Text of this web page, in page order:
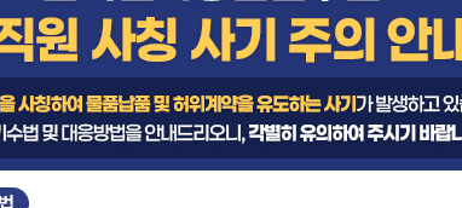
청렴포털 신고
수의계약 현황
부패징계 현황
감사결과공개